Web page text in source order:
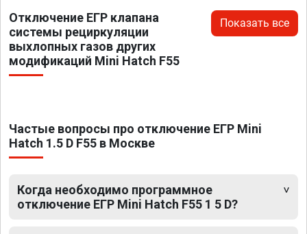
Отключение ЕГР клапана
системы рециркуляции
выхлопных газов других
модификаций Mini Hatch F55
Показать все
Частые вопросы про отключение ЕГР Mini
Hatch 1.5 D F55 в Москве
Когда необходимо программное
отключение ЕГР Mini Hatch F55 1 5 D?